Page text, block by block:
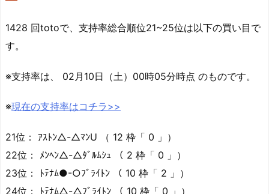
1428 回totoで、支持率総合順位21~25位は以下の買い目で
す。
※支持率は、 02月10日（土）00時05分時点 のものです。
※現在の支持率はコチラ>>
21位： ｱｽﾄﾝ△-△ﾏﾝU （ 12 枠「 0 」）
22位： ﾒﾝﾍﾝ△-△ﾀﾞﾙﾑｼｭ （ 2 枠「 0 」）
23位： ﾄﾃﾅﾑ●-○ﾌﾞﾗｲﾄﾝ （ 10 枠「 2 」）
24位： ﾄﾃﾅﾑ△-△ﾌﾞﾗｲﾄﾝ （ 10 枠「 0 」）